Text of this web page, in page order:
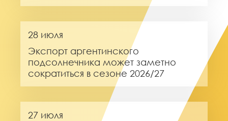
28 июля
Экспорт аргентинского
подсолнечника может заметно
сократиться в сезоне 2026/27
27 июля